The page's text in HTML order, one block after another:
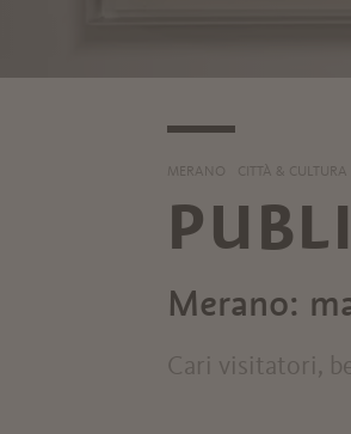
MERANO CITTÀ & CULTURA
Merano:
Cari visitatori,